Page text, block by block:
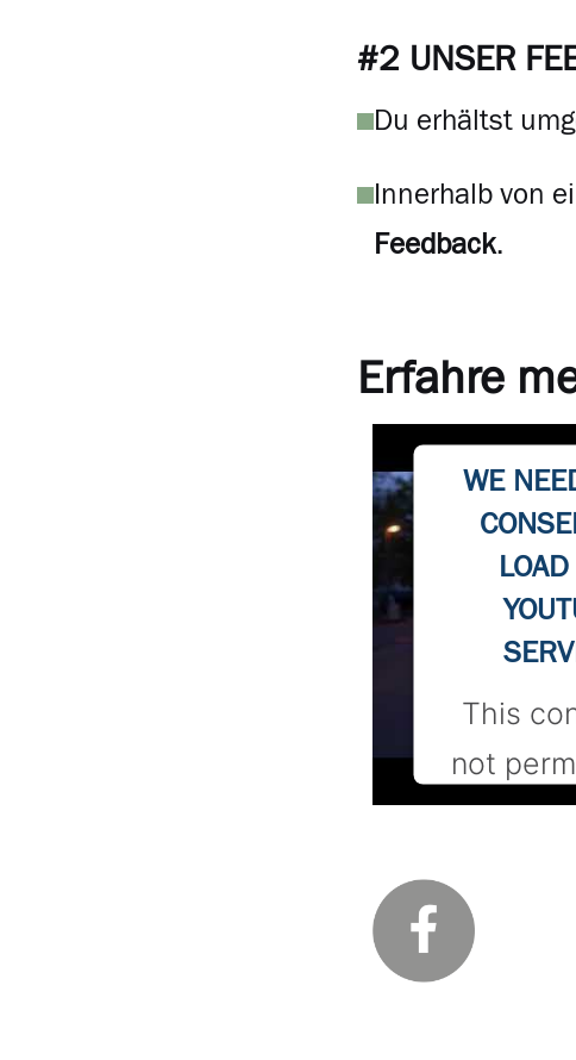
#2 UNSER
Du erhältst
Innerhalb von
Feedback.
Erfahre
WE
This
not
load
not
the